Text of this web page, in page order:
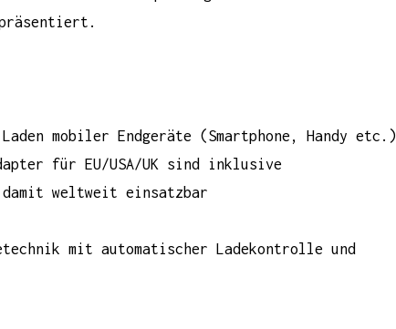
Laden mobiler Endgeräte (Smartphone, Handy etc.)
für EU/USA/UK sind inklusive
damit weltweit einsatzbar
mit automatischer Ladekontrolle und